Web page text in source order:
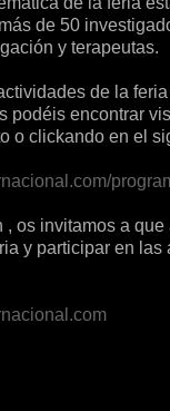
de 50
y terapeutas.
de la
podéis encontrar
o clickando en el
, os invitamos a
y participar en las